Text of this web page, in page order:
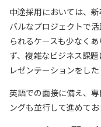
中途採用においては、
バルなプロジェクトで
られるケースも少なく
ず、複雑なビジネス課
レゼンテーションをし
英語での面接に備え、
ングも並行して進めてお